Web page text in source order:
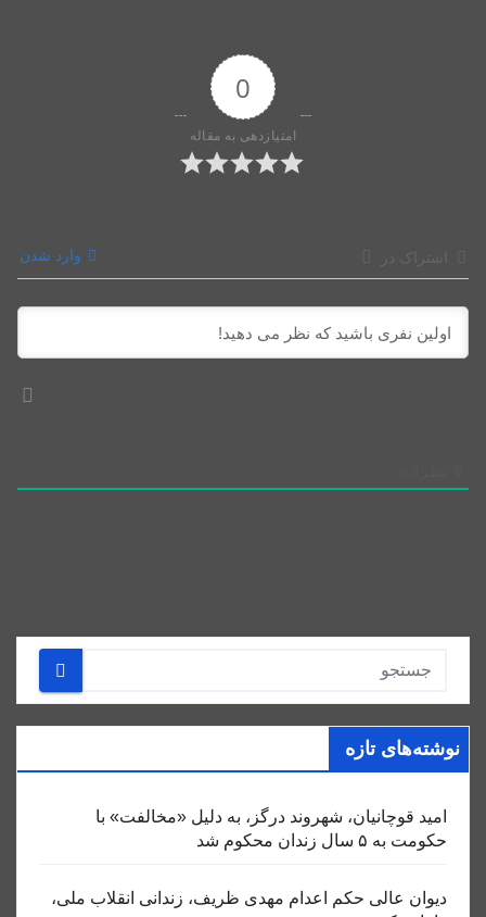
0
امتیازدهی به مقاله
وارد شدن
نوشته‌های تازه
امید قوچانیان، شهروند درگز، به دلیل «مخالفت» با
حکومت به ۵ سال زندان محکوم شد
دیوان عالی حکم اعدام مهدی ظریف، زندانی انقلاب ملی،